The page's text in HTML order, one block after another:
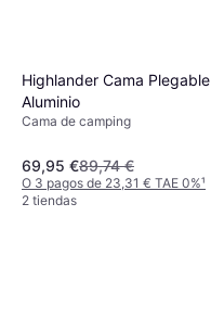
Highlander Cama Plegable
Aluminio
Cama de camping
69,95 €89,74 €
O 3 pagos de 23,31 € TAE 0%¹
2 tiendas